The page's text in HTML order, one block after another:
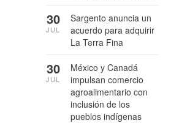
Sargento anuncia un
acuerdo para adquirir
La Terra Fina
30
JUL
México y Canadá
impulsan comercio
agroalimentario con
inclusión de los
pueblos indígenas
30
JUL